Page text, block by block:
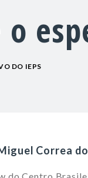
o
DO IEPS
Correa